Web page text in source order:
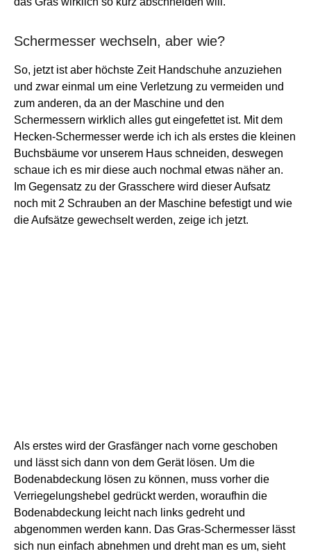
Schermesser wechseln, aber wie?
So, jetzt ist aber höchste Zeit Handschuhe anzuziehen
und zwar einmal um eine Verletzung zu vermeiden und
zum anderen, da an der Maschine und den
Schermessern wirklich alles gut eingefettet ist. Mit dem
Hecken-Schermesser werde ich ich als erstes die kleinen
Buchsbäume vor unserem Haus schneiden, deswegen
schaue ich es mir diese auch nochmal etwas näher an.
Im Gegensatz zu der Grasschere wird dieser Aufsatz
noch mit 2 Schrauben an der Maschine befestigt und wie
die Aufsätze gewechselt werden, zeige ich jetzt.
Als erstes wird der Grasfänger nach vorne geschoben
und lässt sich dann von dem Gerät lösen. Um die
Bodenabdeckung lösen zu können, muss vorher die
Verriegelungshebel gedrückt werden, woraufhin die
Bodenabdeckung leicht nach links gedreht und
abgenommen werden kann. Das Gras-Schermesser lässt
sich nun einfach abnehmen und dreht man es um, sieht